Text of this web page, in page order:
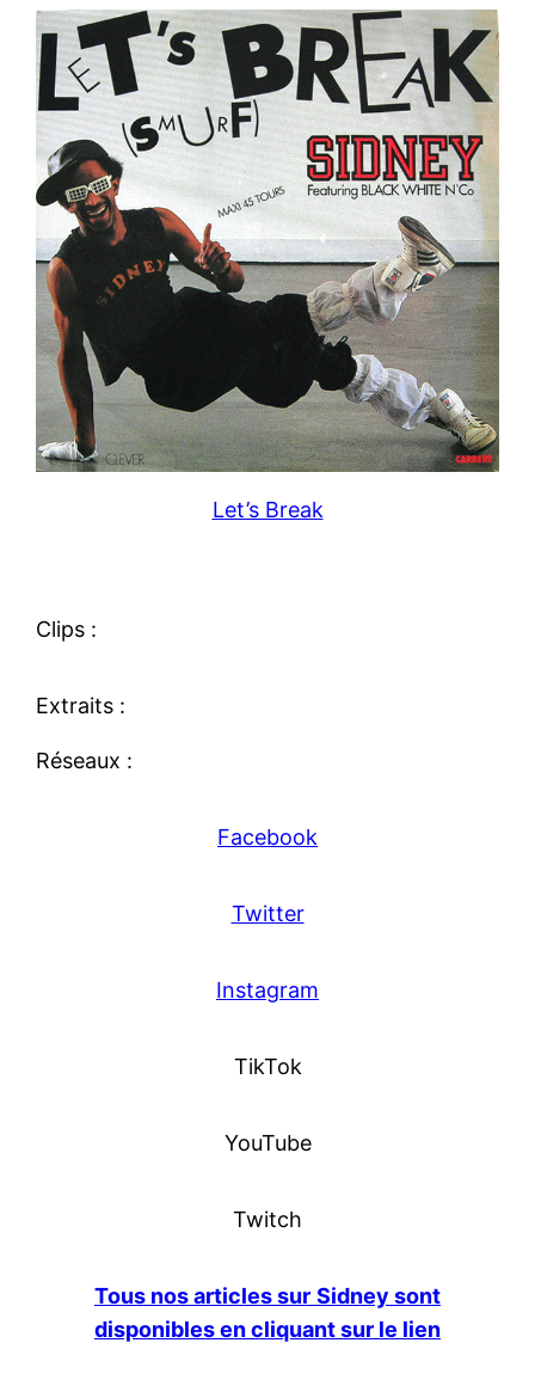
Let’s Break
Clips :
Extraits :
Réseaux :
Facebook
Twitter
Instagram
TikTok
YouTube
Twitch
Tous nos articles sur Sidney sont
disponibles en cliquant sur le lien